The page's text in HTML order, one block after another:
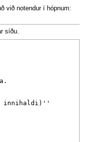
við notendur í hópnum:
síðu.